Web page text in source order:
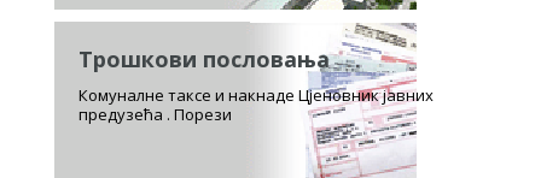
Трошкови пословања
Комуналне таксе и накнаде Цјеновник јавних
предузећа . Порези